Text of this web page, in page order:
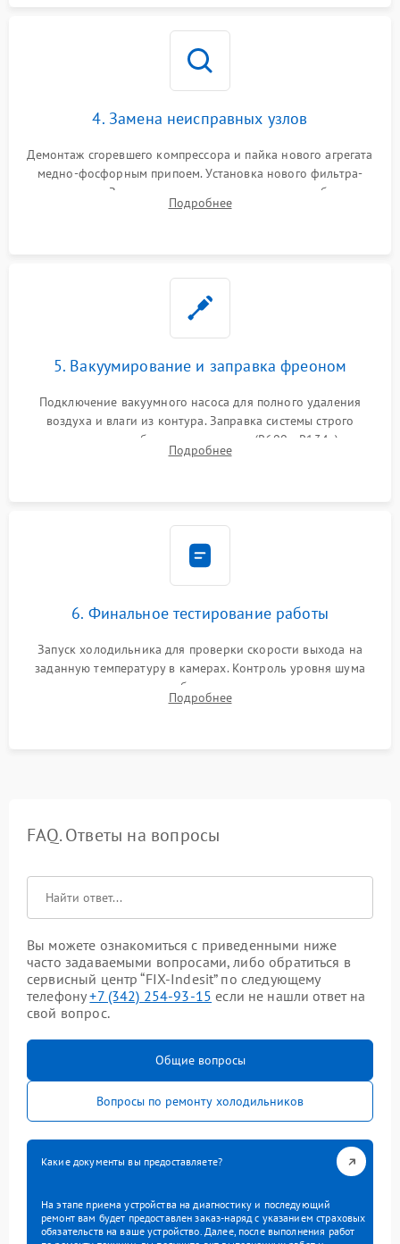
4. Замена неисправных узлов
Демонтаж сгоревшего компрессора и пайка нового агрегата
медно-фосфорным припоем. Установка нового фильтра-
осушителя. Замена изношенных вентиляторов обдува,
сломанных заслонок или поврежденных дверных петель.
Подробнее
5. Вакуумирование и заправка фреоном
Подключение вакуумного насоса для полного удаления
воздуха и влаги из контура. Заправка системы строго
дозированным объемом хладагента (R600a, R134a) по
электронным весам. Контроль рабочего давления в системе.
Подробнее
6. Финальное тестирование работы
Запуск холодильника для проверки скорости выхода на
заданную температуру в камерах. Контроль уровня шума
компрессора, отсутствия обмерзания стенок и корректного
срабатывания системы автоматической оттайки.
Подробнее
FAQ. Ответы на вопросы
Вы можете ознакомиться с приведенными ниже
часто задаваемыми вопросами, либо обратиться в
сервисный центр “FIX-Indesit” по следующему
телефону+7 (342) 254-93-15 если не нашли ответ на
свой вопрос.
Общие вопросы
Вопросы по ремонту холодильников
Какие документы вы предоставляете?
На этапе приема устройства на диагностику и последующий
ремонт вам будет предоставлен заказ-наряд с указанием страховых
обязательств на ваше устройство. Далее, после выполнения работ